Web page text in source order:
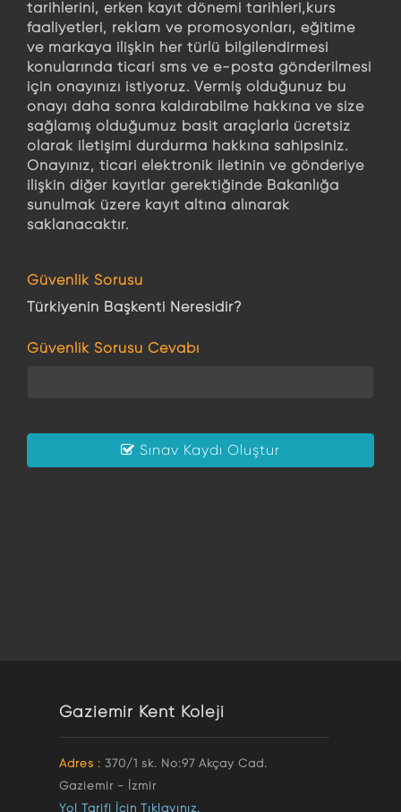
tarihlerini, erken kayıt dönemi tarihleri,kurs
faaliyetleri, reklam ve promosyonları, eğitime
ve markaya ilişkin her türlü bilgilendirmesi
konularında ticari sms ve e-posta gönderilmesi
için onayınızı istiyoruz. Vermiş olduğunuz bu
onayı daha sonra kaldırabilme hakkına ve size
sağlamış olduğumuz basit araçlarla ücretsiz
olarak iletişimi durdurma hakkına sahipsiniz.
Onayınız, ticari elektronik iletinin ve gönderiye
ilişkin diğer kayıtlar gerektiğinde Bakanlığa
sunulmak üzere kayıt altına alınarak
saklanacaktır.
Güvenlik Sorusu
Türkiyenin Başkenti Neresidir?
Güvenlik Sorusu Cevabı
Sınav Kaydı Oluştur
Gaziemir Kent Koleji
Adres : 370/1 sk. No:97 Akçay Cad.
Gaziemir - İzmir
Yol Tarifi İçin Tıklayınız.